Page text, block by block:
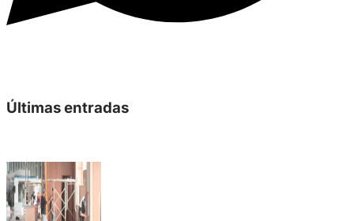
Últimas entradas